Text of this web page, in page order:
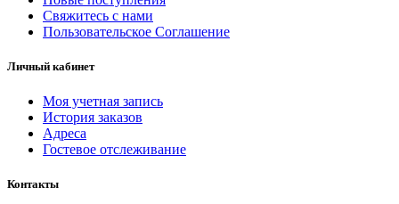
Свяжитесь с нами
Пользовательское Соглашение
Личный кабинет
Моя учетная запись
История заказов
Адреса
Гостевое отслеживание
Контакты